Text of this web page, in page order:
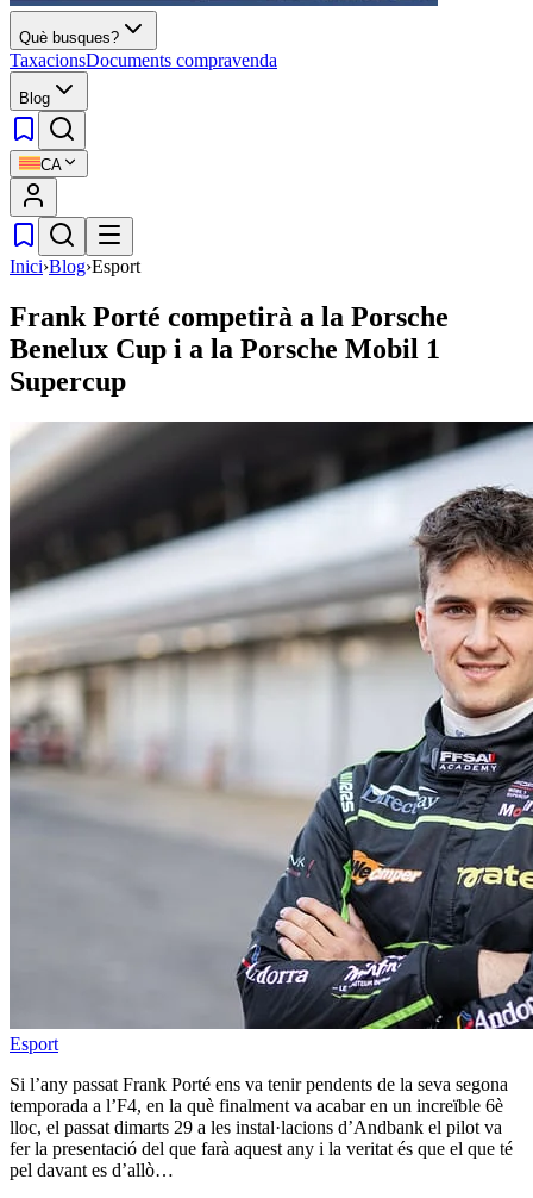
Què busques?
TaxacionsDocuments compravenda
Blog
CA
Inici›Blog›Esport
Frank Porté competirà a la Porsche
Benelux Cup i a la Porsche Mobil 1
Supercup
Esport
Si l’any passat Frank Porté ens va tenir pendents de la seva segona
temporada a l’F4, en la què finalment va acabar en un increïble 6è
lloc, el passat dimarts 29 a les instal·lacions d’Andbank el pilot va
fer la presentació del que farà aquest any i la veritat és que el que té
pel davant es d’allò…